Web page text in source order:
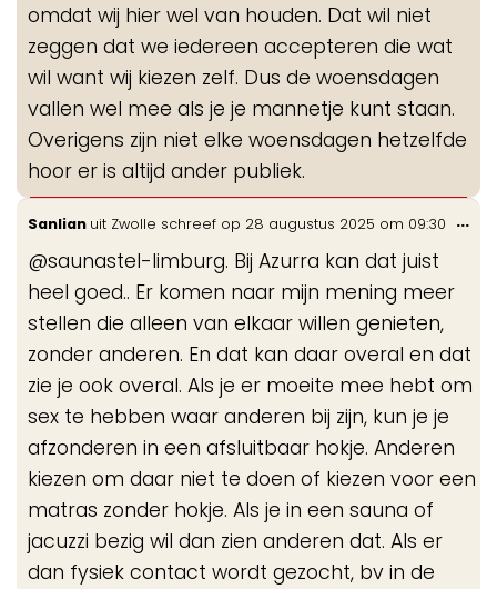
omdat wij hier wel van houden. Dat wil niet
zeggen dat we iedereen accepteren die wat
wil want wij kiezen zelf. Dus de woensdagen
vallen wel mee als je je mannetje kunt staan.
Overigens zijn niet elke woensdagen hetzelfde
hoor er is altijd ander publiek.
Sanlian uit Zwolle schreef op 28 augustus 2025 om 09:30
@saunastel-limburg. Bij Azurra kan dat juist
heel goed.. Er komen naar mijn mening meer
stellen die alleen van elkaar willen genieten,
zonder anderen. En dat kan daar overal en dat
zie je ook overal. Als je er moeite mee hebt om
sex te hebben waar anderen bij zijn, kun je je
afzonderen in een afsluitbaar hokje. Anderen
kiezen om daar niet te doen of kiezen voor een
matras zonder hokje. Als je in een sauna of
jacuzzi bezig wil dan zien anderen dat. Als er
dan fysiek contact wordt gezocht, bv in de
...